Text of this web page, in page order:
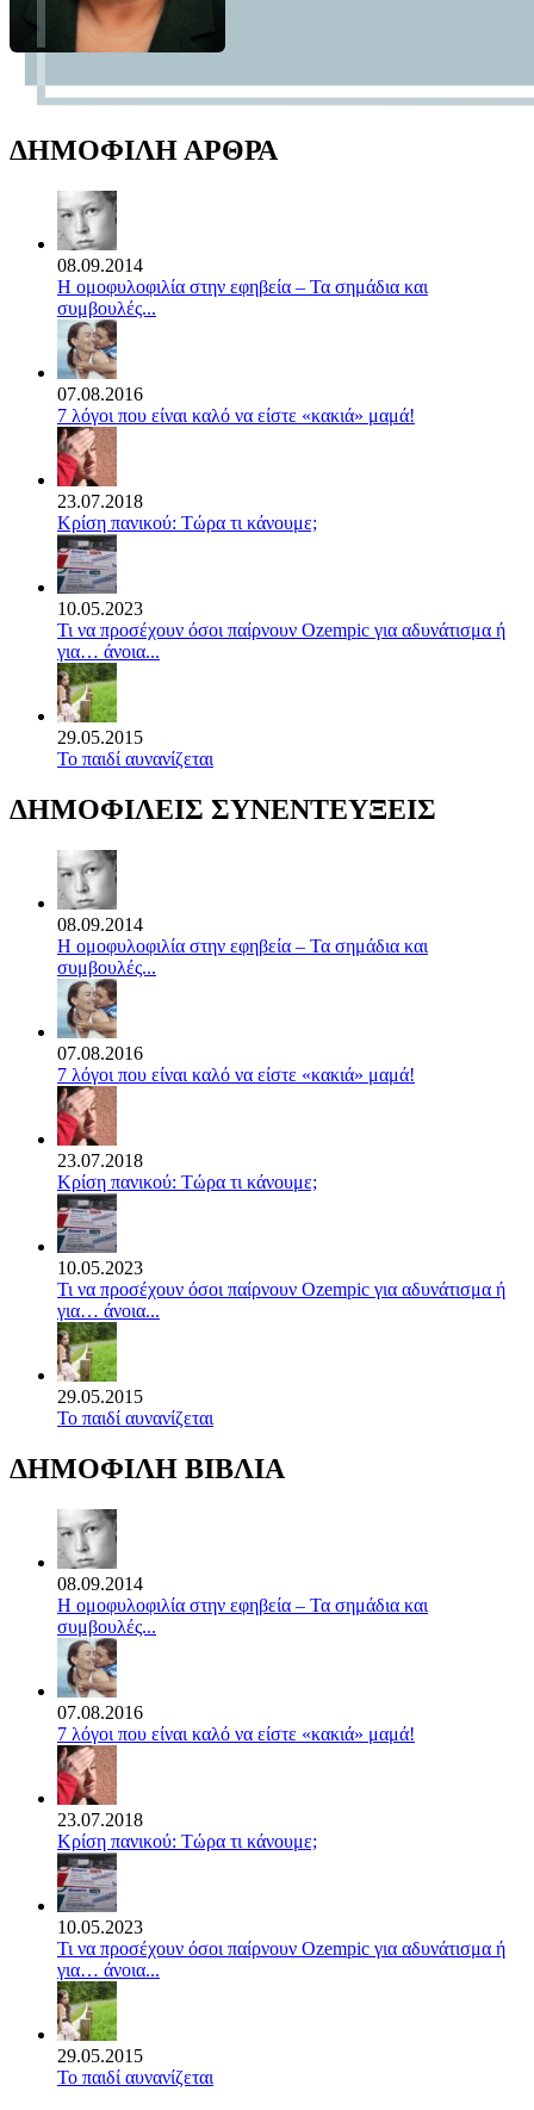
ΔΗΜΟΦΙΛΗ ΑΡΘΡΑ
08.09.2014
Η ομοφυλοφιλία στην εφηβεία – Τα σημάδια και
συμβουλές...
07.08.2016
7 λόγοι που είναι καλό να είστε «κακιά» μαμά!
23.07.2018
Κρίση πανικού: Τώρα τι κάνουμε;
10.05.2023
Τι να προσέχουν όσοι παίρνουν Ozempic για αδυνάτισμα ή
για… άνοια...
29.05.2015
Το παιδί αυνανίζεται
ΔΗΜΟΦΙΛΕΙΣ ΣΥΝΕΝΤΕΥΞΕΙΣ
08.09.2014
Η ομοφυλοφιλία στην εφηβεία – Τα σημάδια και
συμβουλές...
07.08.2016
7 λόγοι που είναι καλό να είστε «κακιά» μαμά!
23.07.2018
Κρίση πανικού: Τώρα τι κάνουμε;
10.05.2023
Τι να προσέχουν όσοι παίρνουν Ozempic για αδυνάτισμα ή
για… άνοια...
29.05.2015
Το παιδί αυνανίζεται
ΔΗΜΟΦΙΛΗ ΒΙΒΛΙΑ
08.09.2014
Η ομοφυλοφιλία στην εφηβεία – Τα σημάδια και
συμβουλές...
07.08.2016
7 λόγοι που είναι καλό να είστε «κακιά» μαμά!
23.07.2018
Κρίση πανικού: Τώρα τι κάνουμε;
10.05.2023
Τι να προσέχουν όσοι παίρνουν Ozempic για αδυνάτισμα ή
για… άνοια...
29.05.2015
Το παιδί αυνανίζεται